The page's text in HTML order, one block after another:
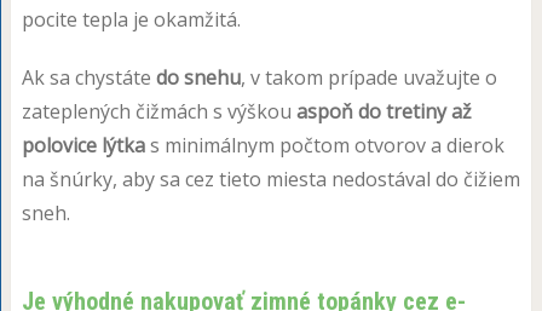
pocite tepla je okamžitá.
Ak sa chystáte do snehu, v takom prípade uvažujte o
zateplených čižmách s výškou aspoň do tretiny až
polovice lýtkas minimálnym počtom otvorov a dierok
na šnúrky, aby sa cez tieto miesta nedostával do čižiem
sneh.
Je výhodné nakupovať zimné topánky cez e-